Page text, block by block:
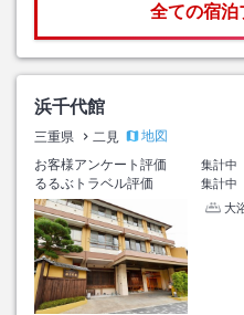
全ての宿泊
浜千代館
三重県 二見
地図
お客様アンケート評価
集計中
るるぶトラベル評価
集計中
大